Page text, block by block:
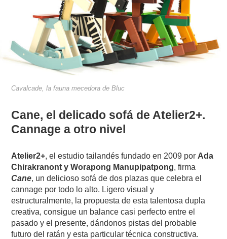
Cavalcade, la fauna mecedora de Bluc
Cane, el delicado sofá de Atelier2+.
Cannage a otro nivel
Atelier2+, el estudio tailandés fundado en 2009 por Ada
Chirakranont y Worapong Manupipatpong, firma
Cane, un delicioso sofá de dos plazas que celebra el
cannage por todo lo alto. Ligero visual y
estructuralmente, la propuesta de esta talentosa dupla
creativa, consigue un balance casi perfecto entre el
pasado y el presente, dándonos pistas del probable
futuro del ratán y esta particular técnica constructiva.